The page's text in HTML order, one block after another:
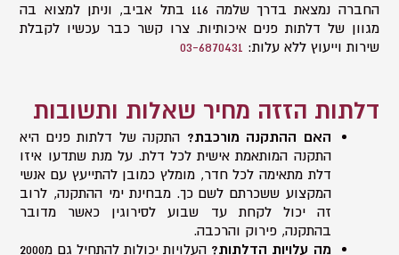
החברה נמצאת בדרך שלמה 116 בתל אביב, וניתן למצוא בה
מגוון של דלתות פנים איכותיות. צרו קשר כבר עכשיו לקבלת
שירות וייעוץ ללא עלות: 03-6870431
דלתות הזזה מחיר שאלות ותשובות
האם ההתקנה מורכבת? התקנה של דלתות פנים היא
התקנה המותאמת אישית לכל דלת. על מנת שתדעו איזו
דלת מתאימה לכל חדר, מומלץ כמובן להתייעץ עם אנשי
המקצוע ששכרתם לשם כך. מבחינת ימי ההתקנה, לרוב
זה יכול לקחת עד שבוע לסירוגין כאשר מדובר
בהתקנה, פירוק והרכבה.
מה עלויות הדלתות?
העלויות יכולות להתחיל גם מ2000